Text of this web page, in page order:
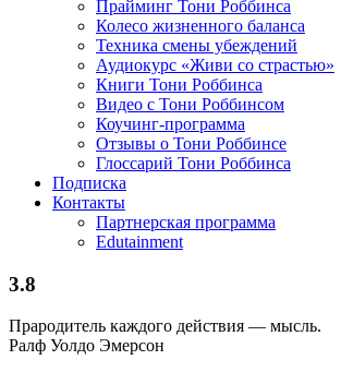
Прайминг Тони Роббинса
Колесо жизненного баланса
Техника смены убеждений
Аудиокурс «Живи со страстью»
Книги Тони Роббинса
Видео с Тони Роббинсом
Коучинг-программа
Отзывы о Тони Роббинсе
Глоссарий Тони Роббинса
Подписка
Контакты
Партнерская программа
Edutainment
3.8
Прародитель каждого действия — мысль.
Ралф Уолдо Эмерсон